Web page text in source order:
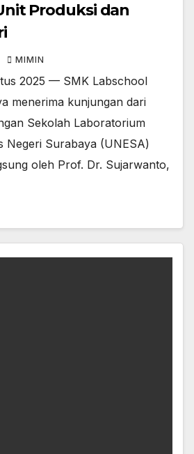
Produksi dan
MIMIN
2025 — SMK Labschool
menerima kunjungan dari
Sekolah Laboratorium
Negeri Surabaya (UNESA)
oleh Prof. Dr. Sujarwanto,